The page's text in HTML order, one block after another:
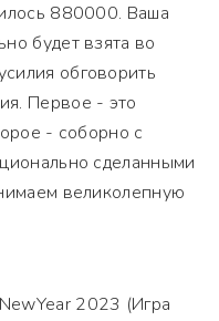
880000. Ваша
будет взята во
обговорить
Первое - это
- соборно с
сделанными
великолепную
2023 (Игра